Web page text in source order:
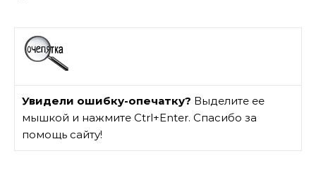
Увидели ошибку-опечатку? Выделите ее
мышкой и нажмите Ctrl+Enter. Спасибо за
помощь сайту!